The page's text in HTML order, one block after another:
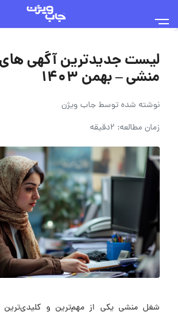
لیست جدیدترین آگهی
منشی – بهمن 1403
نوشته شده توسطجاب ویژن
زمان مطالعه: 2دقیقه
شغل منشی یکی از مهم‌ترین و کلیدی‌ترین